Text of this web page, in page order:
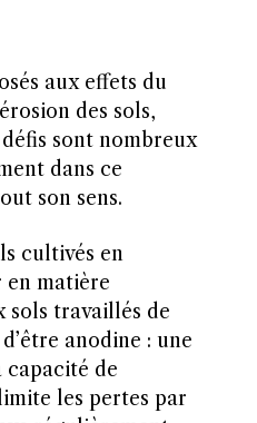
aux effets du
des sols,
sont nombreux
dans ce
son sens.
cultivés en
matière
sols travaillés de
anodine : une
de
les pertes par